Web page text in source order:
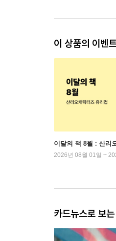
이 상품의 이벤
이달의 책 8월 : 산리
2026년 08월 01일 ~
카드뉴스로 보